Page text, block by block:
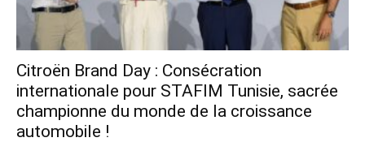
Citroën Brand Day : Consécration
internationale pour STAFIM Tunisie, sacrée
championne du monde de la croissance
automobile !